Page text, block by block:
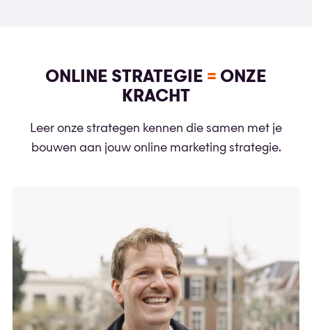
ONLINE STRATEGIE = ONZE
KRACHT
Leer onze strategen kennen die samen met je
bouwen aan jouw online marketing strategie.